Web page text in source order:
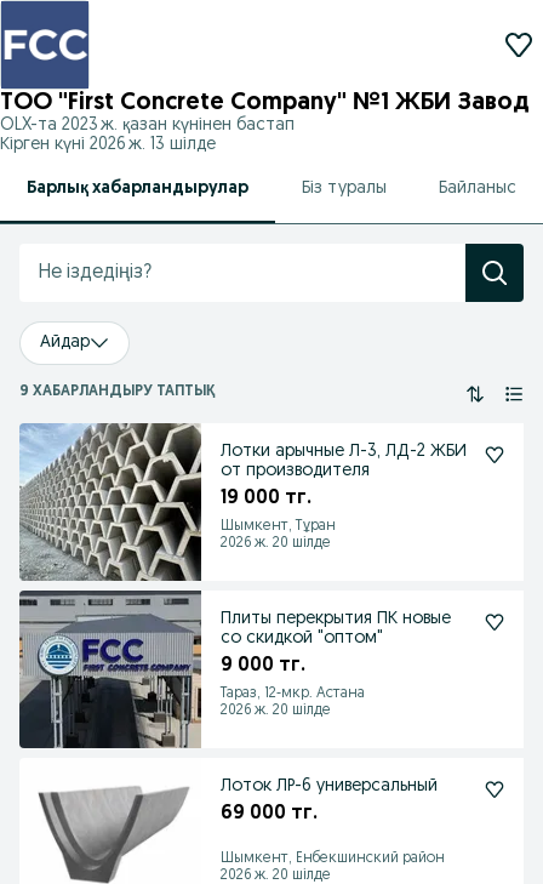
ТОО "First Concrete Company" №1 ЖБИ Завод
OLX-та 2023 ж. қазан күнінен бастап
Кірген күні 2026 ж. 13 шілде
Барлық хабарландырулар Біз туралы Байланыс
Айдар
9 ХАБАРЛАНДЫРУ ТАПТЫҚ
Лотки арычные Л-3, ЛД-2 ЖБИ
от производителя
19 000 тг.
Шымкент, Тұран
2026 ж. 20 шілде
Плиты перекрытия ПК новые
со скидкой "оптом"
9 000 тг.
Тараз, 12-мкр. Астана
2026 ж. 20 шілде
Лоток ЛР-6 универсальный
69 000 тг.
Шымкент, Енбекшинский район
2026 ж. 20 шілде